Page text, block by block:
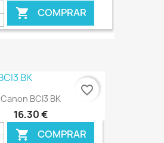
 COMPRAR
Canon BCI3 BK
16,30 €
 COMPRAR
favorite_border